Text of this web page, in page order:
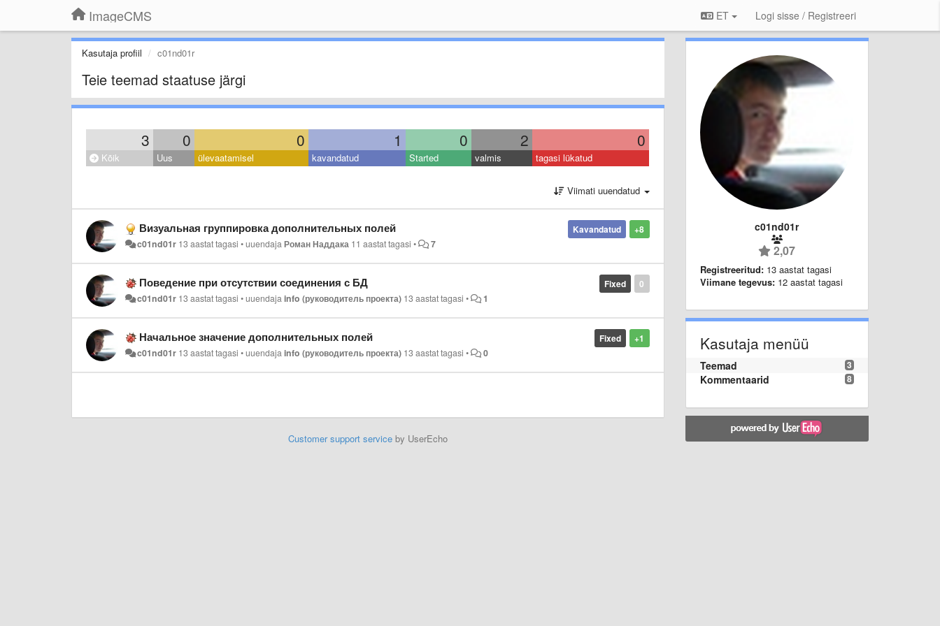
ImageCMS ET Logi sisse / Registreeri
Kasutaja profiil c01nd01r
Teie teemad staatuse järgi
3 0 0 1 0 2 0
Kõik Uus ülevaatamisel kavandatud Started valmis tagasi lükatud
Viimati uuendatud
+8
Kavandatud
Визуальная группировка дополнительных полей
c01nd01r 13 aastat tagasi •uuendajaРоман Наддака 11 aastat tagasi • 7
0
Fixed
Поведение при отсутствии соединения с БД
c01nd01r 13 aastat tagasi •uuendajainfo (руководитель проекта) 13 aastat tagasi • 1
+1
Fixed
Начальное значение дополнительных полей
c01nd01r 13 aastat tagasi •uuendajainfo (руководитель проекта) 13 aastat tagasi • 0
Customer support serviceby UserEcho
c01nd01r
2,07
Registreeritud: 13 aastat tagasi
Viimane tegevus: 12 aastat tagasi
Kasutaja menüü
3
Teemad
8
Kommentaarid